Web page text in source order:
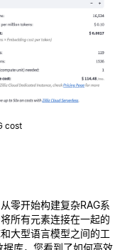
cost
零开始构建复杂RAG系
所有元素连接在一起的
大型语言模型之间的工
库，您看到了如何高效